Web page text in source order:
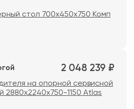
стол 700х450х750 Комп
2 048 239 ₽
на опорной сервисной
2880x2240x750-1150 Atlas